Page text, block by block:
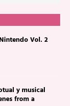
Vol. 2
y musical
from a